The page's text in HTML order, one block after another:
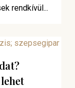
rendkívül...